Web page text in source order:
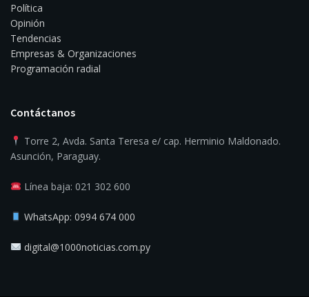
Política
Opinión
Tendencias
Empresas & Organizaciones
Programación radial
Contáctanos
Torre 2, Avda. Santa Teresa e/ cap. Herminio Maldonado.
Asunción, Paraguay.
Línea baja: 021 302 600
WhatsApp: 0994 674 000
digital@1000noticias.com.py